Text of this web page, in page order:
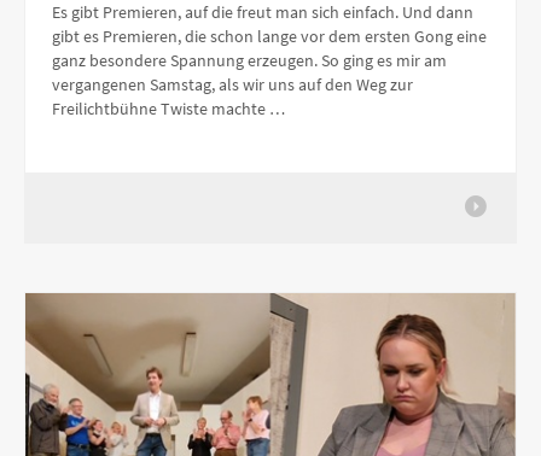
Es gibt Premieren, auf die freut man sich einfach. Und dann
gibt es Premieren, die schon lange vor dem ersten Gong eine
ganz besondere Spannung erzeugen. So ging es mir am
vergangenen Samstag, als wir uns auf den Weg zur
Freilichtbühne Twiste machte …